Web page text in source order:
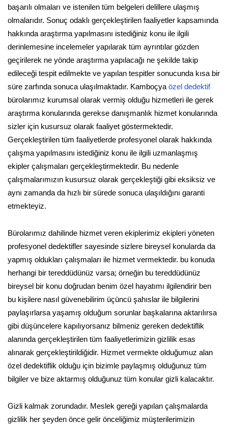
başarılı olmaları ve istenilen tüm belgeleri delillere ulaşmış
olmalarıdır. Sonuç odaklı gerçekleştirilen faaliyetler kapsamında
hakkında araştırma yapılmasını istediğiniz konu ile ilgili
derinlemesine incelemeler yapılarak tüm ayrıntılar gözden
geçirilerek ne yönde araştırma yapılacağı ne şekilde takip
edileceği tespit edilmekte ve yapılan tespitler sonucunda kısa bir
süre zarfında sonuca ulaşılmaktadır. Kamboçya özel dedektif
bürolarımız kurumsal olarak vermiş olduğu hizmetleri ile gerek
araştırma konularında gerekse danışmanlık hizmet konularında
sizler için kusursuz olarak faaliyet göstermektedir.
Gerçekleştirilen tüm faaliyetlerde profesyonel olarak hakkında
çalışma yapılmasını istediğiniz konu ile ilgili uzmanlaşmış
ekipler çalışmaları gerçekleştirmektedir. Bu nedenle
çalışmalarımızın kusursuz olarak gerçekleştiği gibi eksiksiz ve
aynı zamanda da hızlı bir sürede sonuca ulaşıldığını garanti
etmekteyiz.
Bürolarımız dahilinde hizmet veren ekiplerimiz ekipleri yöneten
profesyonel dedektifler sayesinde sizlere bireysel konularda da
yapmış oldukları çalışmaları ile hizmet vermektedir. bu konuda
herhangi bir tereddüdünüz varsa; örneğin bu tereddüdünüz
bireysel bir konu doğrudan benim özel hayatımı ilgilendirir ben
bu kişilere nasıl güvenebilirim üçüncü şahıslar ile bilgilerini
paylaşırlarsa yaşamış olduğum sorunlar başkalarına aktarılırsa
gibi düşüncelere kapılıyorsanız bilmeniz gereken dedektiflik
alanında gerçekleştirilen tüm faaliyetlerimizin gizlilik esas
alınarak gerçekleştirildiğidir. Hizmet vermekte olduğumuz alan
özel dedektiflik olduğu için bizimle paylaşmış olduğunuz tüm
bilgiler ve bize aktarmış olduğunuz tüm konular gizli kalacaktır.
Gizli kalmak zorundadır. Meslek gereği yapılan çalışmalarda
gizlilik her şeyden önce gelir önceliğimiz müşterilerimizin